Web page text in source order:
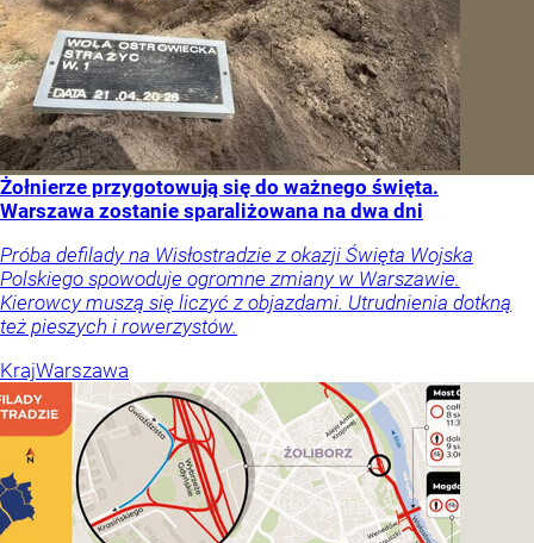
Żołnierze przygotowują się do ważnego święta.
Warszawa zostanie sparaliżowana na dwa dni
Próba defilady na Wisłostradzie z okazji Święta Wojska
Polskiego spowoduje ogromne zmiany w Warszawie.
Kierowcy muszą się liczyć z objazdami. Utrudnienia dotkną
też pieszych i rowerzystów.
KrajWarszawa